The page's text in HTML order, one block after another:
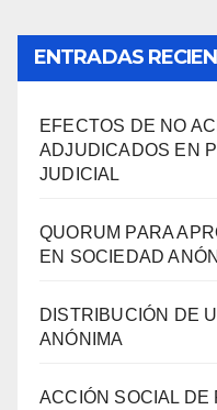
ENTRADAS
EFECTOS DE NO
ADJUDICADOS EN
JUDICIAL
QUORUM PARA
EN SOCIEDAD
DISTRIBUCIÓN DE
ANÓNIMA
ACCIÓN SOCIAL DE